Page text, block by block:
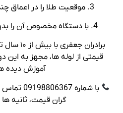
3. موقعیت طلا را در اعماق چندمتری تشخیص دهند
4. با دستگاه مخصوص آن را بدون آسیب بیرون بکشند
برادران
قیمتی از لوله‌ ها، مجهز به این
آموزش‌ دیده
با شماره
گران‌ قیمت، ثانیه‌